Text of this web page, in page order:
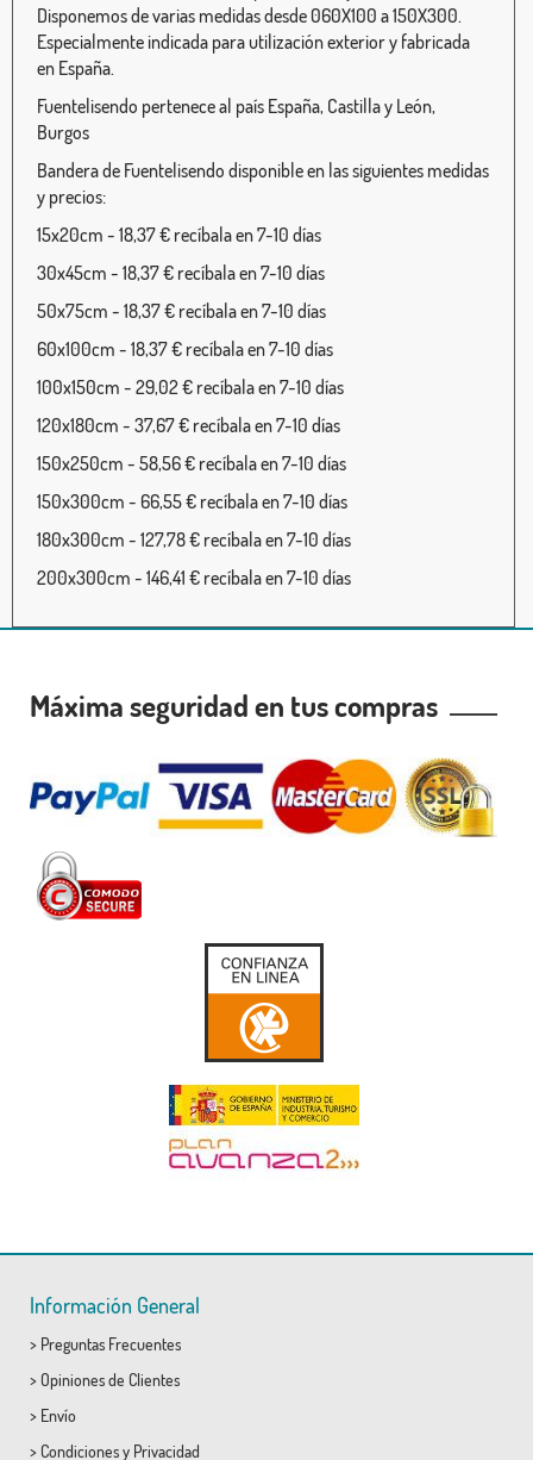
Disponemos de varias medidas desde 060X100 a 150X300.
Especialmente indicada para utilización exterior y fabricada
en España.
Fuentelisendo pertenece al país España, Castilla y León,
Burgos
Bandera de Fuentelisendo disponible en las siguientes medidas
y precios:
15x20cm - 18,37 € recíbala en 7-10 días
30x45cm - 18,37 € recíbala en 7-10 días
50x75cm - 18,37 € recíbala en 7-10 días
60x100cm - 18,37 € recíbala en 7-10 días
100x150cm - 29,02 € recíbala en 7-10 días
120x180cm - 37,67 € recíbala en 7-10 días
150x250cm - 58,56 € recíbala en 7-10 días
150x300cm - 66,55 € recíbala en 7-10 días
180x300cm - 127,78 € recíbala en 7-10 días
200x300cm - 146,41 € recíbala en 7-10 días
Máxima seguridad en tus compras
Información General
> Preguntas Frecuentes
> Opiniones de Clientes
> Envío
> Condicionesy Privacidad